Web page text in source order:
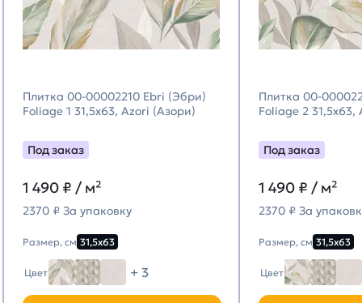
Плитка 00-00002210 Ebri (Эбри)
Foliage 1 31,5х63, Azori (Азори)
Под заказ
1 490 ₽ / м²
2370 ₽ За упаковку
Размер, см 31,5х63
Цвет + 3
Плитка 00-
Foliage 2
Под заказ
1 490 ₽ / м²
2370 ₽ За
Размер, см 31,5х63
Цвет